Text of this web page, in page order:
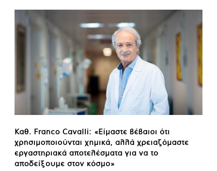
Καθ. Franco Cavalli: «Είμαστε βέβαιοι ότι
χρησιμοποιούνται χημικά, αλλά χρειαζόμαστε
εργαστηριακά αποτελέσματα για να το
αποδείξουμε στον κόσμο»